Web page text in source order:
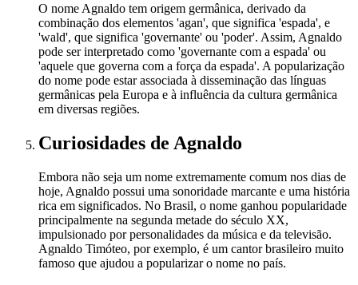
O nome Agnaldo tem origem germânica, derivado da
combinação dos elementos 'agan', que significa 'espada', e
'wald', que significa 'governante' ou 'poder'. Assim, Agnaldo
pode ser interpretado como 'governante com a espada' ou
'aquele que governa com a força da espada'. A popularização
do nome pode estar associada à disseminação das línguas
germânicas pela Europa e à influência da cultura germânica
em diversas regiões.
Curiosidades de Agnaldo
Embora não seja um nome extremamente comum nos dias de
hoje, Agnaldo possui uma sonoridade marcante e uma história
rica em significados. No Brasil, o nome ganhou popularidade
principalmente na segunda metade do século XX,
impulsionado por personalidades da música e da televisão.
Agnaldo Timóteo, por exemplo, é um cantor brasileiro muito
famoso que ajudou a popularizar o nome no país.